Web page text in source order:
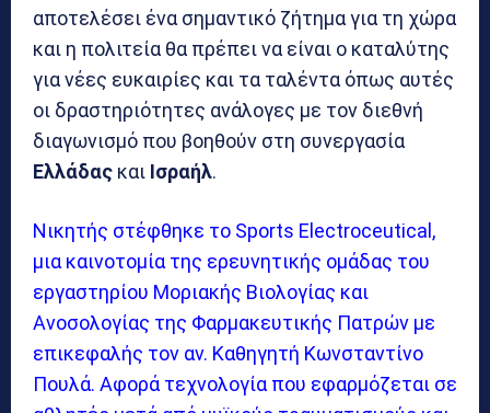
αποτελέσει ένα σημαντικό ζήτημα για τη χώρα
και η πολιτεία θα πρέπει να είναι ο καταλύτης
για νέες ευκαιρίες και τα ταλέντα όπως αυτές
οι δραστηριότητες ανάλογες με τον διεθνή
διαγωνισμό που βοηθούν στη συνεργασία
Ελλάδας και Ισραήλ.
Νικητής στέφθηκε το Sports Electroceutical,
μια καινοτομία της ερευνητικής ομάδας του
εργαστηρίου Μοριακής Βιολογίας και
Ανοσολογίας της Φαρμακευτικής Πατρών με
επικεφαλής τον αν. Καθηγητή Κωνσταντίνο
Πουλά. Αφορά τεχνολογία που εφαρμόζεται σε